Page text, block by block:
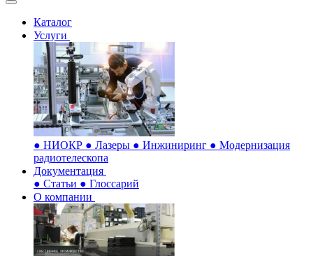
Каталог
Услуги
● НИОКР ● Лазеры ● Инжиниринг ● Модернизация
радиотелескопа
Документация
● Статьи ● Глоссарий
О компании